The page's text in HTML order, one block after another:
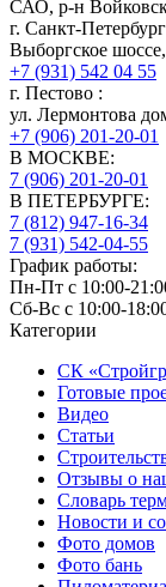
САО, р-н
г. Санкт-Петербург
Выборгское
+7 (931) 542 04 55
г. Пестово :
ул. Лермонтова
+7 (906) 201-20-01
В МОСКВЕ:
7 (906) 201-20-01
В ПЕТЕРБУРГЕ:
7 (812) 947-16-34
7 (931) 542-04-55
График работы:
Пн-Пт с 10:00-
Сб-Вс с 10:00-
Категории
СК
Готовые
Видео
Статьи
Отзывы о
Словарь
Новости и
Фото домов
Фото бань